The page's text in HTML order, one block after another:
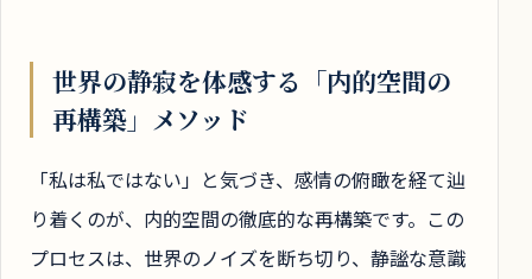
世界の静寂を体感する「内的空間の
再構築」メソッド
「私は私ではない」と気づき、感情の俯瞰を経て辿
り着くのが、内的空間の徹底的な再構築です。この
プロセスは、世界のノイズを断ち切り、静謐な意識